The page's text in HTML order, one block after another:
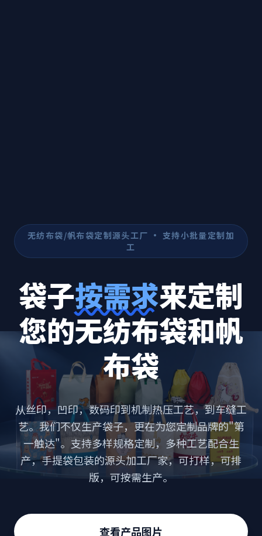
无纺布袋/帆布袋定制源头工厂 · 支持小批量定制加
工
袋子按需求来定制
您的无纺布袋和帆
布袋
从丝印，凹印，数码印到机制热压工艺，到车缝工
艺。我们不仅生产袋子，更在为您定制品牌的"第
一触达"。支持多样规格定制，多种工艺配合生
产，手提袋包装的源头加工厂家，可打样，可排
版，可按需生产。
查看产品图片